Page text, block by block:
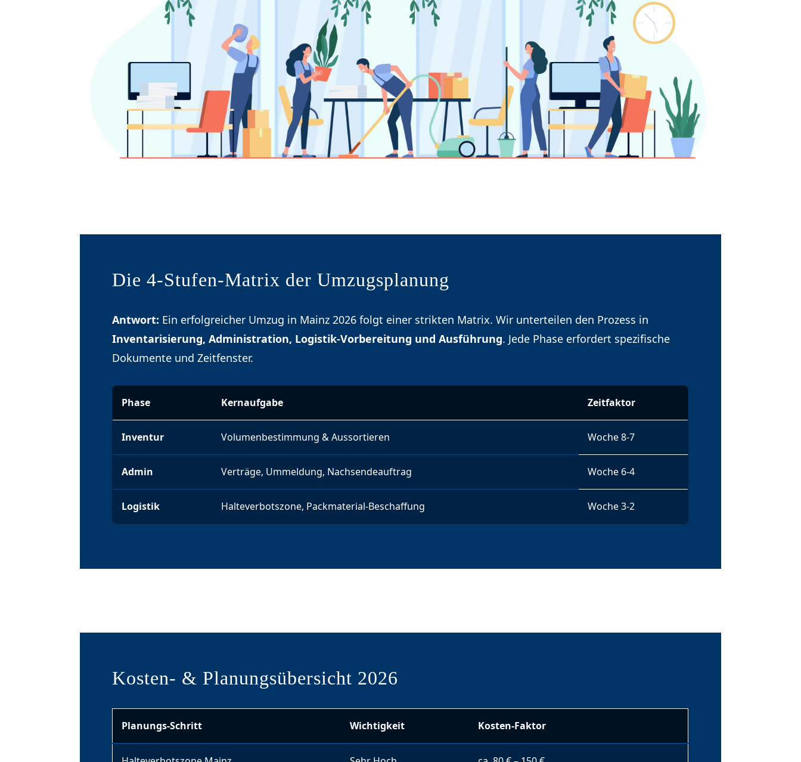
Die 4-Stufen-Matrix der Umzugsplanung
Antwort: Ein erfolgreicher Umzug in Mainz 2026 folgt einer strikten Matrix. Wir unterteilen den Prozess in
Inventarisierung, Administration, Logistik-Vorbereitung und Ausführung. Jede Phase erfordert spezifische
Dokumente und Zeitfenster.
Phase Kernaufgabe Zeitfaktor
Inventur Volumenbestimmung & Aussortieren Woche 8-7
Admin Verträge, Ummeldung, Nachsendeauftrag Woche 6-4
Logistik Halteverbotszone, Packmaterial-Beschaffung Woche 3-2
Kosten- & Planungsübersicht 2026
Planungs-Schritt Wichtigkeit Kosten-Faktor